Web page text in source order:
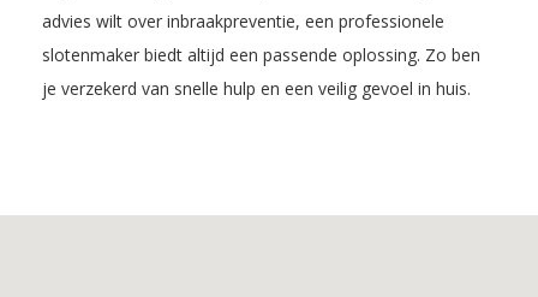
advies wilt over inbraakpreventie, een professionele
slotenmaker biedt altijd een passende oplossing. Zo ben
je verzekerd van snelle hulp en een veilig gevoel in huis.